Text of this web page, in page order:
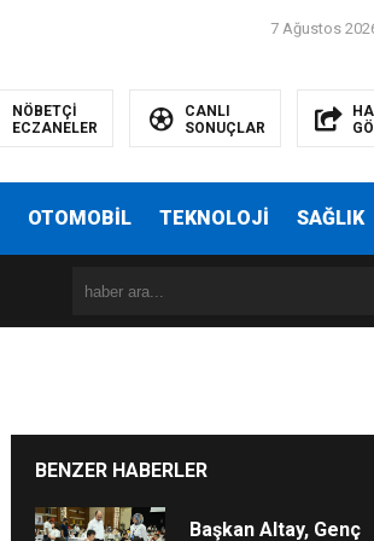
7 Ağustos
NÖBETÇİ
ECZANELER
CANLI
SONUÇLAR
OTOMOBİL TEKNOLOJİ SAĞLIK
BENZER HABERLER
Başkan Altay, Genç